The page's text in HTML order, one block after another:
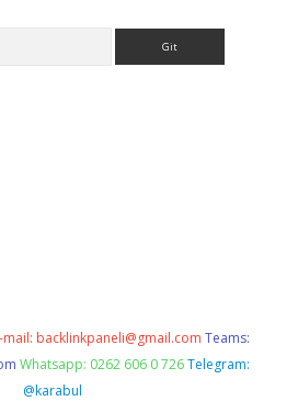
mail: backlinkpaneli@gmail.com Teams:
Whatsapp: 0262 606 0 726 Telegram:
@karabul